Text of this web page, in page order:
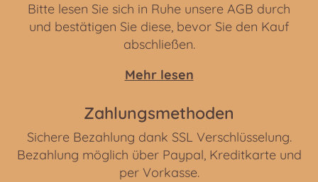
Bitte lesen Sie sich in Ruhe unsere AGB durch
und bestätigen Sie diese, bevor Sie den Kauf
abschließen.
Mehr lesen
Zahlungsmethoden
Sichere Bezahlung dank SSL Verschlüsselung.
Bezahlung möglich über Paypal, Kreditkarte und
per Vorkasse.